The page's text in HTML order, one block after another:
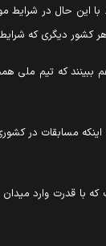
با این حال در
هر کشور دیگری که
ببینند که تیم
اینکه مسابقات در
قدرت وارد میدان